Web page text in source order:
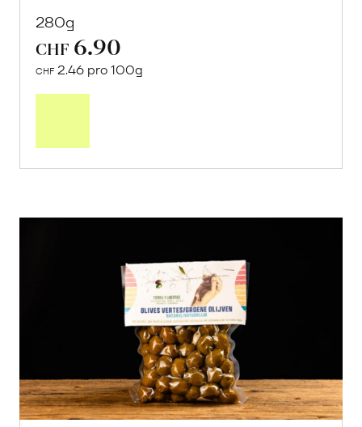
280g
CHF 6.90
CHF 2.46 pro 100g